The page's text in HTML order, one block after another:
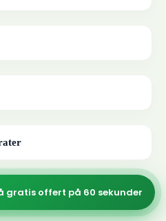
gratis offert på 60 sekunder